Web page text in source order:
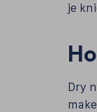
je
Dry